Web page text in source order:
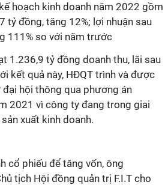
hoạch kinh doanh năm 2022 gồm
tỷ đồng, tăng 12%; lợi nhuận sau
111% so với năm trước
1 .236,9 tỷ đồng doanh thu, lãi sau
kết quả này, HĐQT trình và được
hội thông qua phương án
2021 vì công ty đang trong giai
xuất kinh doanh.
cổ phiếu để tăng vốn, ông
tịch Hội đồng quản trị F.I.T cho